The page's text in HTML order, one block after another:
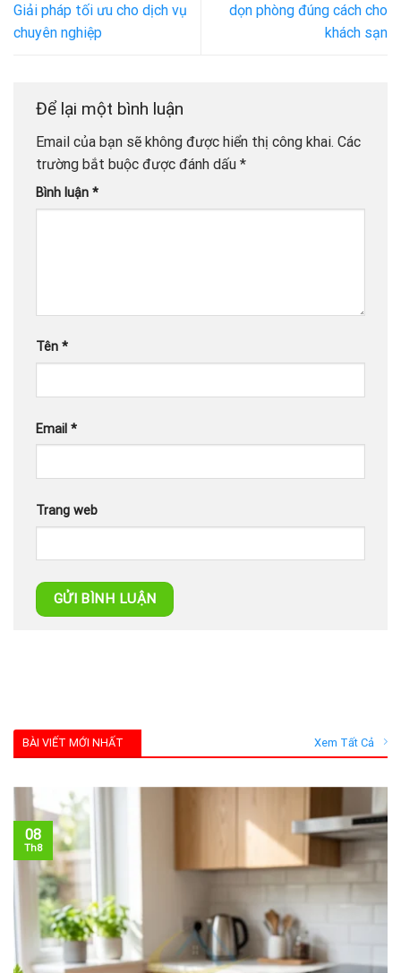
Giải pháp tối ưu cho dịch vụ
chuyên nghiệp
dọn phòng đúng cách cho
khách sạn
Để lại một bình luận
Email của bạn sẽ không được hiển thị công khai. Các
trường bắt buộc được đánh dấu *
Bình luận *
Tên *
Email *
Trang web
BÀI VIẾT MỚI NHẤT Xem Tất Cả
08
Th8